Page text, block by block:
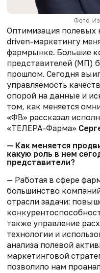
Фото: Из
Оптимизация полевых
driven-маркетингу
фармрынке. Большие
представителей (МП)
прошлом. Сегодня
управляемость
опорой на данные и
том, как меняется
«ФВ» рассказал
«ТЕЛЕРА-Фарма»
— Как меняется
какую роль в нем
представители?
— Работая в сфере
большинство
отрасли задачи:
также управление
технологии и
анализа полевой
маркетинговой
позволило нам